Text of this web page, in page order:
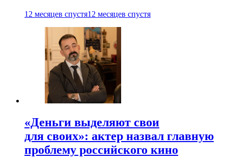
12 месяцев спустя12 месяцев спустя
«Деньги выделяют свои
для своих»: актер назвал главную
проблему российского кино